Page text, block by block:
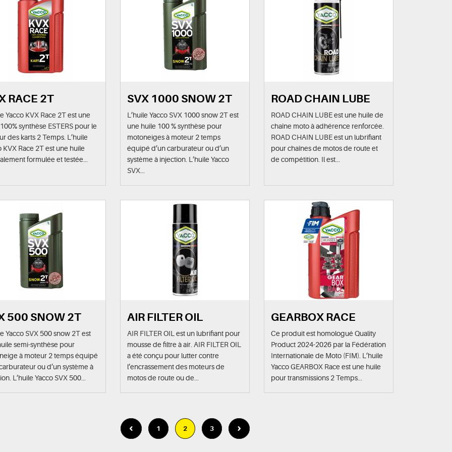
RACE 2T
Yacco KVX Race 2T est une
synthèse ESTERS pour le
des karts 2 Temps. L’huile
KVX Race 2T est une huile
formulée et testée...
SVX 1000 SNOW 2T
L’huile Yacco SVX 1000 snow 2T est
une huile 100 % synthèse pour
motoneiges à moteur 2 temps
équipé d’un carburateur ou d’un
système à injection. L’huile Yacco
SVX...
ROAD CHAIN LUBE
ROAD CHAIN LUBE est une huile de
chaîne moto à adhérence renforcée.
ROAD CHAIN LUBE est un lubrifiant
pour chaînes de motos de route et
de compétition. Il est...
500 SNOW 2T
Yacco SVX 500 snow 2T est
semi-synthèse pour
à moteur 2 temps équipé
ou d’un système à
L’huile Yacco SVX 500...
AIR FILTER OIL
AIR FILTER OIL est un lubrifiant pour
mousse de filtre à air. AIR FILTER OIL
a été conçu pour lutter contre
l’encrassement des moteurs de
motos de route ou de...
GEARBOX RACE
Ce produit est homologué Quality
Product 2024-2026 par la Fédération
Internationale de Moto (FIM). L’huile
Yacco GEARBOX Race est une huile
pour transmissions 2 Temps...
1 2 3